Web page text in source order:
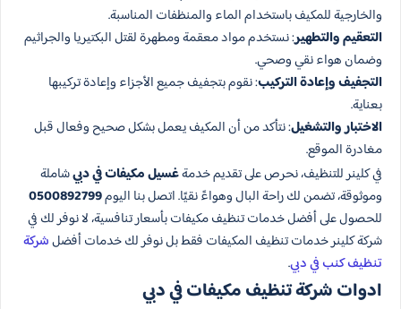
والخارجية للمكيف باستخدام الماء والمنظفات المناسبة.
التعقيم والتطهير: نستخدم مواد معقمة ومطهرة لقتل البكتيريا والجراثيم
وضمان هواء نقي وصحي.
التجفيف وإعادة التركيب: نقوم بتجفيف جميع الأجزاء وإعادة تركيبها
بعناية.
الاختبار والتشغيل: نتأكد من أن المكيف يعمل بشكل صحيح وفعال قبل
مغادرة الموقع.
في كلينر للتنظيف، نحرص على تقديم خدمةغسيل مكيفات في دبيشاملة
وموثوقة، تضمن لك راحة البال وهواءً نقيًا. اتصل بنا اليوم0500892799
للحصول على أفضل خدمات تنظيف مكيفات بأسعار تنافسية، لا نوفر لك في
شركة كلينر خدمات تنظيف المكيفات فقط بل نوفر لك خدمات أفضلشركة
تنظيف كنب في دبي.
ادوات شركة تنظيف مكيفات في دبي